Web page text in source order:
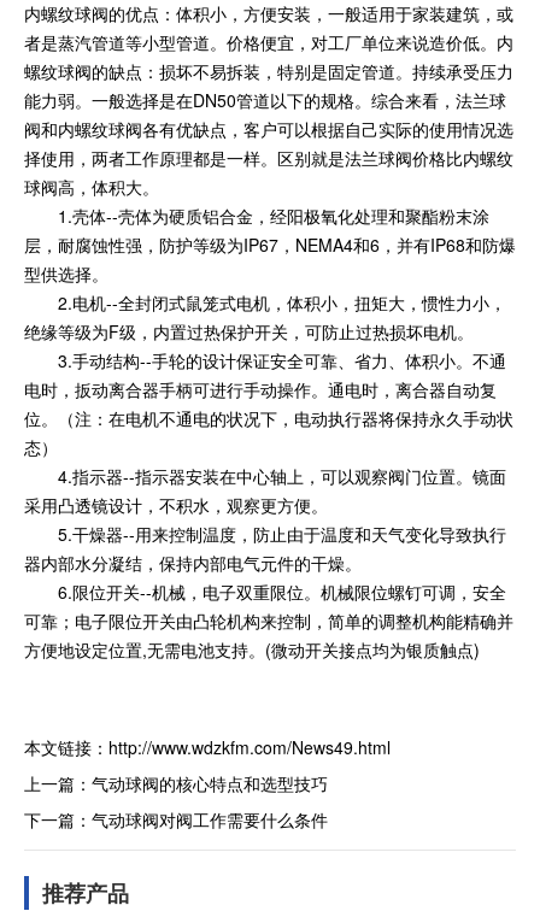
内螺纹球阀的优点：体积小，方便安装，一般适用于家装建筑，或
者是蒸汽管道等小型管道。价格便宜，对工厂单位来说造价低。内
螺纹球阀的缺点：损坏不易拆装，特别是固定管道。持续承受压力
能力弱。一般选择是在DN50管道以下的规格。综合来看，法兰球
阀和内螺纹球阀各有优缺点，客户可以根据自己实际的使用情况选
择使用，两者工作原理都是一样。区别就是法兰球阀价格比内螺纹
球阀高，体积大。
1.壳体--壳体为硬质铝合金，经阳极氧化处理和聚酯粉末涂
层，耐腐蚀性强，防护等级为IP67，NEMA4和6，并有IP68和防爆
型供选择。
2.电机--全封闭式鼠笼式电机，体积小，扭矩大，惯性力小，
绝缘等级为F级，内置过热保护开关，可防止过热损坏电机。
3.手动结构--手轮的设计保证安全可靠、省力、体积小。不通
电时，扳动离合器手柄可进行手动操作。通电时，离合器自动复
位。（注：在电机不通电的状况下，电动执行器将保持永久手动状
态）
4.指示器--指示器安装在中心轴上，可以观察阀门位置。镜面
采用凸透镜设计，不积水，观察更方便。
5.干燥器--用来控制温度，防止由于温度和天气变化导致执行
器内部水分凝结，保持内部电气元件的干燥。
6.限位开关--机械，电子双重限位。机械限位螺钉可调，安全
可靠；电子限位开关由凸轮机构来控制，简单的调整机构能精确并
方便地设定位置,无需电池支持。(微动开关接点均为银质触点)
本文链接： http://www.wdzkfm.com/News49.html
上一篇： 气动球阀的核心特点和选型技巧
下一篇： 气动球阀对阀工作需要什么条件
推荐产品